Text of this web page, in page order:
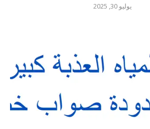
يوليو 30, 2025